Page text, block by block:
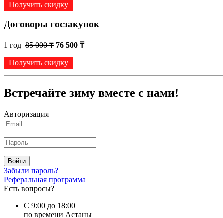
Получить скидку
Договоры госзакупок
1 год 85 000 ₸ 76 500 ₸
Получить скидку
Встречайте зиму вместе с нами!
Авторизация
Войти
Забыли пароль?
Реферальная программа
Есть вопросы?
С 9:00 до 18:00
по времени Астаны